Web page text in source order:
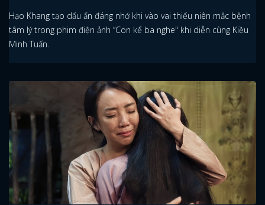
Hạo Khang tạo dấu ấn đáng nhớ khi vào vai thiếu niên mắc bệnh
tâm lý trong phim điện ảnh “Con kể ba nghe" khi diễn cùng Kiều
Minh Tuấn.